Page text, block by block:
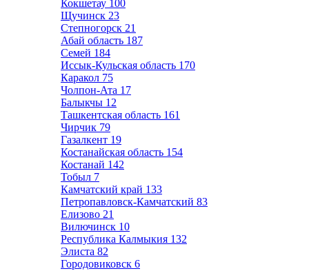
Кокшетау 100
Щучинск 23
Степногорск 21
Абай область 187
Семей 184
Иссык-Кульская область 170
Каракол 75
Чолпон-Ата 17
Балыкчы 12
Ташкентская область 161
Чирчик 79
Газалкент 19
Костанайская область 154
Костанай 142
Тобыл 7
Камчатский край 133
Петропавловск-Камчатский 83
Елизово 21
Вилючинск 10
Республика Калмыкия 132
Элиста 82
Городовиковск 6